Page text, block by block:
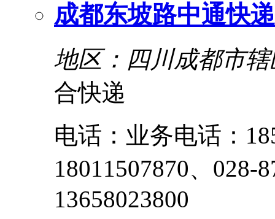
成都东坡路中通快
地区：四川成都市辖
合快递
电话：业务电话：
18011507870、028-
13658023800